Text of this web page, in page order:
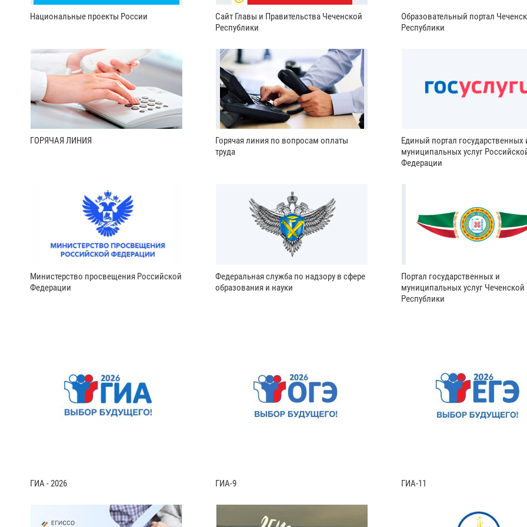
Национальные проекты России
Сайт Главы и Правительства Чеченской
Республики
Образовательный портал
Республики
ГОРЯЧАЯ ЛИНИЯ
Горячая линия по вопросам оплаты
труда
Единый портал государственных
муниципальных услуг
Федерации
Министерство просвещения Российской
Федерации
Федеральная служба по надзору в сфере
образования и науки
Портал государственных и
муниципальных услуг Чеченской
Республики
ГИА - 2026 ГИА-9 ГИА-11